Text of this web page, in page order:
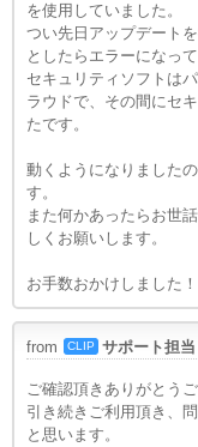
を使用していました。
つい先日アップデート
としたらエラーになっ
セキュリティソフトは
ラウドで、その間にセ
たです。
動くようになりました
す。
また何かあったらお世
しくお願いします。
お手数おかけしました！
from CLIP サポート担当
ご確認頂きありがとうご
引き続きご利用頂き、
と思います。